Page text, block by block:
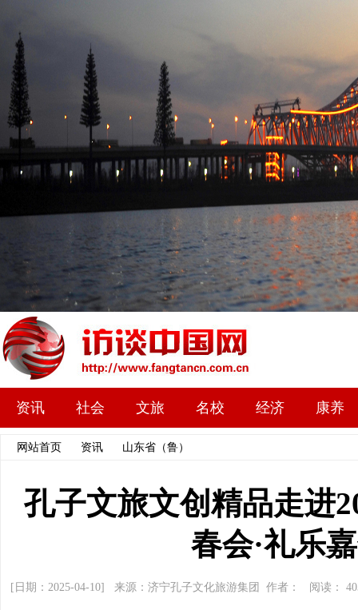
资讯 社会 文旅 名校 经济 康养
网站首页 资讯 山东省（鲁）
孔子文旅文创精品走进
春会·礼乐
[日期：2025-04-10] 来源：济宁孔子文化旅游集团 作者： 阅读：